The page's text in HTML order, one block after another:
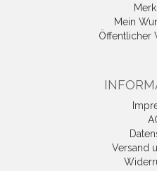
Mein
Öffentlicher
Versand